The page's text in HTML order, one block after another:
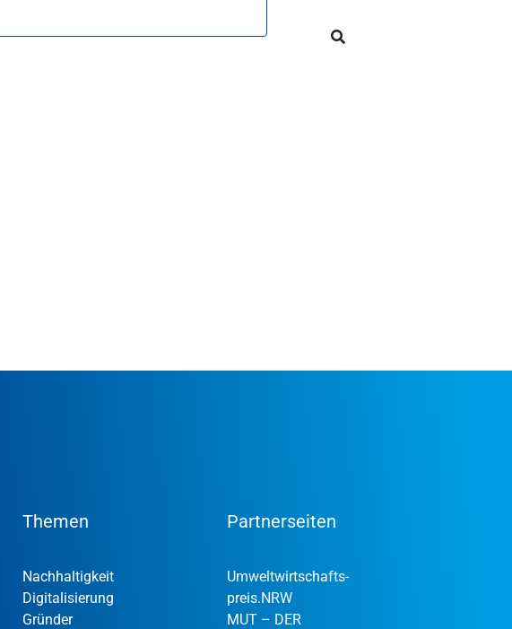
Themen
Nachhaltigkeit
Digitalisierung
Gründer
Partnerseiten
Umweltwirtschafts­
preis.NRW
MUT – DER